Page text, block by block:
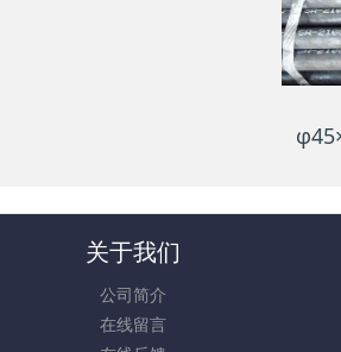
关于我们
公司简介
在线留言